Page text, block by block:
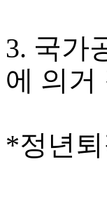
3. 국가
에 의거
*정년퇴